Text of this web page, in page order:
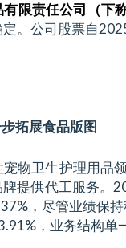
限责任公司（下
。公司股票自
拓展食品版图
物卫生护理用品
提供代工服务。
，尽管业绩保
，业务结构